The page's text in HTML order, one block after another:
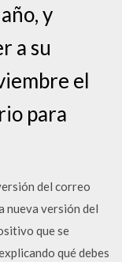
y
a su
el
para
del correo
nueva versión del
que se
qué debes